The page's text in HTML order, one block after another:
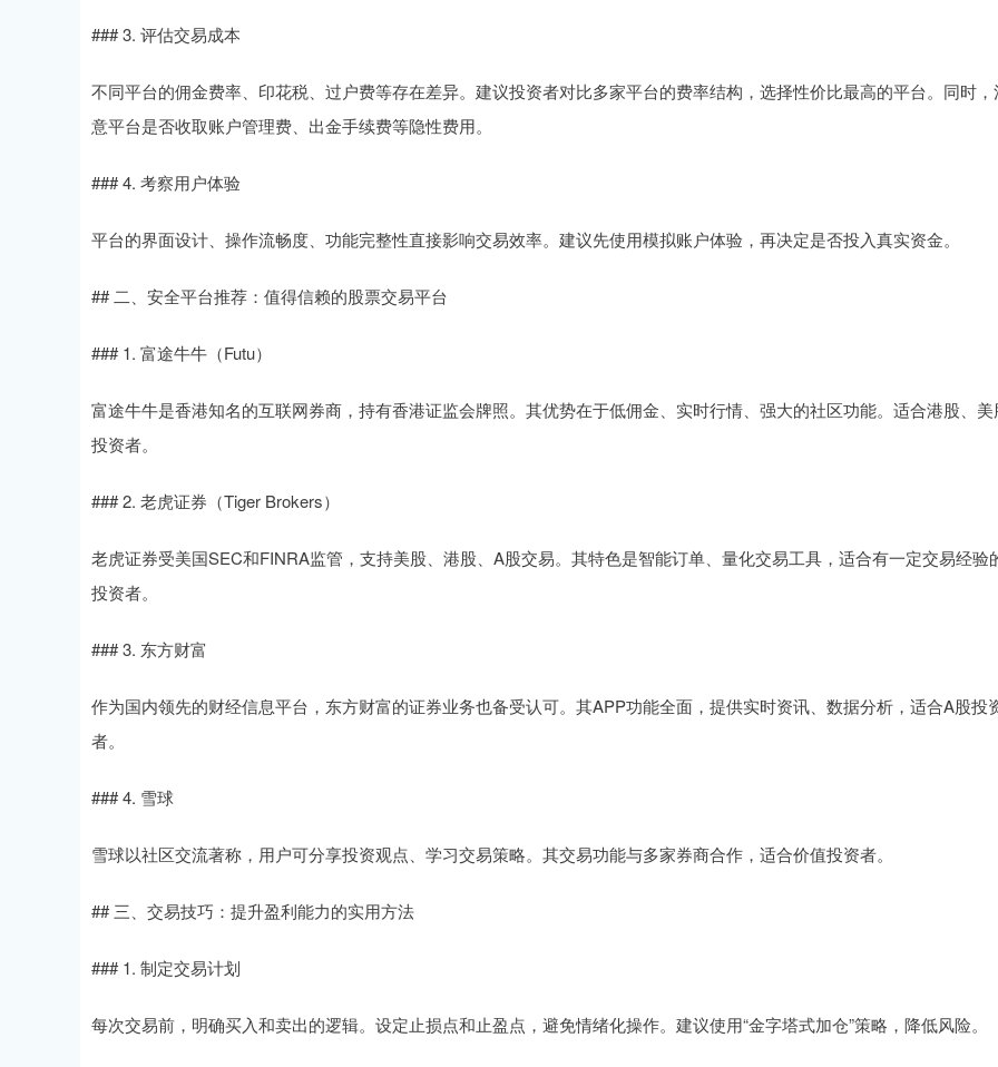
### 3. 评估交易成本
不同平台的佣金费率、印花税、过户费等存在差异。建议投资者对比多家平台的费率结构，选择性价比最高的平台。同时，
意平台是否收取账户管理费、出金手续费等隐性费用。
### 4. 考察用户体验
平台的界面设计、操作流畅度、功能完整性直接影响交易效率。建议先使用模拟账户体验，再决定是否投入真实资金。
## 二、安全平台推荐：值得信赖的股票交易平台
### 1. 富途牛牛（Futu）
富途牛牛是香港知名的互联网券商，持有香港证监会牌照。其优势在于低佣金、实时行情、强大的社区功能。适合港股、美
投资者。
### 2. 老虎证券（Tiger Brokers）
老虎证券受美国SEC和FINRA监管，支持美股、港股、A股交易。其特色是智能订单、量化交易工具，适合有一定交易经验
投资者。
### 3. 东方财富
作为国内领先的财经信息平台，东方财富的证券业务也备受认可。其APP功能全面，提供实时资讯、数据分析，适合A股投
者。
### 4. 雪球
雪球以社区交流著称，用户可分享投资观点、学习交易策略。其交易功能与多家券商合作，适合价值投资者。
## 三、交易技巧：提升盈利能力的实用方法
### 1. 制定交易计划
每次交易前，明确买入和卖出的逻辑。设定止损点和止盈点，避免情绪化操作。建议使用“金字塔式加仓”策略，降低风险。